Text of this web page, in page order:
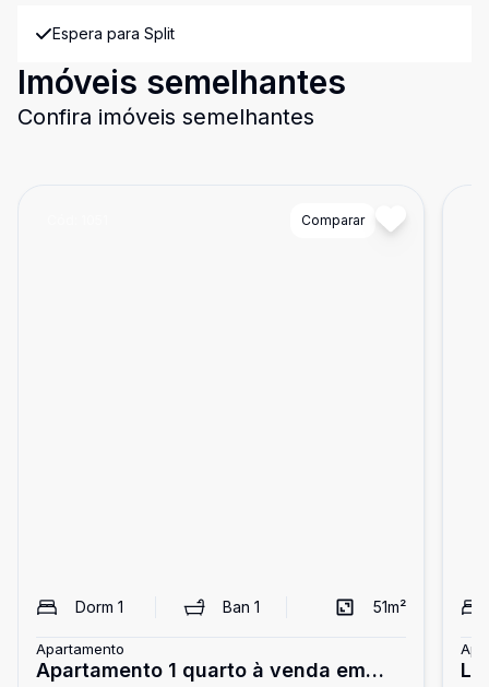
Espera para Split
Imóveis semelhantes
Confira imóveis semelhantes
Comparar
Dorm 1 Ban 1 51m²
Apartamento
Apartamento 1 quarto à venda em